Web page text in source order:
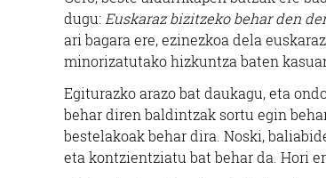
dugu: Euskaraz bizitzeko behar den
ari bagara ere, ezinezkoa dela
minorizatutako hizkuntza baten
Egiturazko arazo bat daukagu, eta
behar diren baldintzak sortu egin
bestelakoak behar dira. Noski,
eta kontzientziatu bat behar da. Hori